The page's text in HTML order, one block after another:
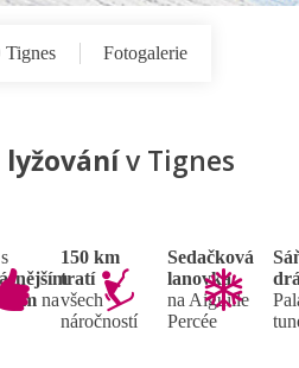
Tignes Fotogalerie
lyžovánív Tignes
na
150 km
tratí
všech
náročností
Sedačková
lanovka
na Aiguille
Percée